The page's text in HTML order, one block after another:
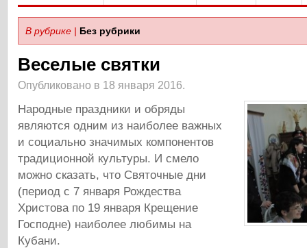
В рубрике | Без рубрики
Веселые святки
Опубликовано в 18 января 2016.
Народные праздники и обряды
являются одним из наиболее важных
и социально значимых компонентов
традиционной культуры. И смело
можно сказать, что Святочные дни
(период с 7 января Рождества
Христова по 19 января Крещение
Господне) наиболее любимы на
Кубани.